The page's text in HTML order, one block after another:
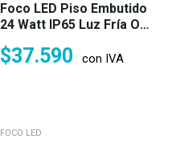
Foco LED Piso Embutido
24 Watt IP65 Luz Fría O
$37.590 con IVA
FOCO LED